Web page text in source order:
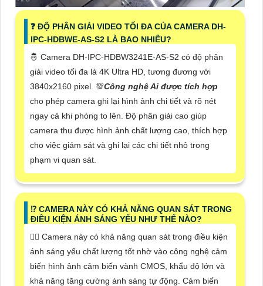
❓ ĐỘ PHÂN GIẢI VIDEO TỐI ĐA CỦA CAMERA DH-
IPC-HDBWE-AS-S2 LÀ BAO NHIÊU?
🤴 Camera DH-IPC-HDBW3241E-AS-S2 có độ phân
giải video tối đa là 4K Ultra HD, tương đương với
3840x2160 pixel. 💯Công nghệ Ai được tích hợp
cho phép camera ghi lại hình ảnh chi tiết và rõ nét
ngay cả khi phóng to lên. Độ phân giải cao giúp
camera thu được hình ảnh chất lượng cao, thích hợp
cho việc giám sát và ghi lại các chi tiết nhỏ trong
phạm vi quan sát.
⁉️ CAMERA NÀY CÓ KHẢ NĂNG QUAN SÁT TRONG
ĐIỀU KIỆN ÁNH SÁNG YẾU NHƯ THẾ NÀO?
🙆‍♀️ Camera này có khả năng quan sát trong điều kiện
ánh sáng yếu chất lượng tốt nhờ vào công nghệ cảm
biến hình ảnh cảm biến vành CMOS, khẩu độ lớn và
khả năng tăng cường ánh sáng tự động. Cảm biến